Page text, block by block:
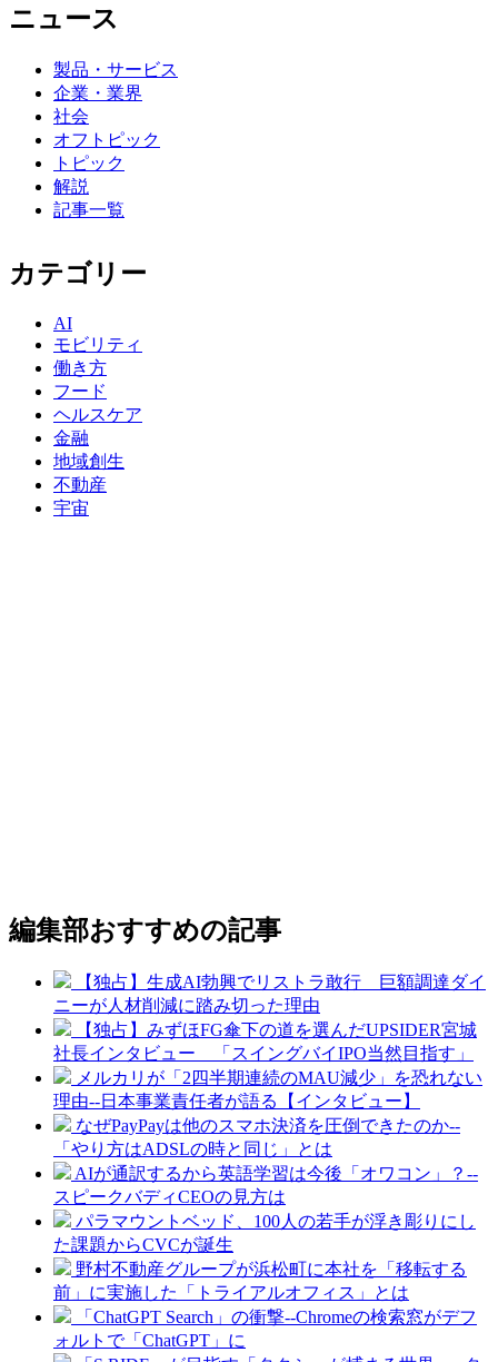
ニュース
製品・サービス
企業・業界
社会
オフトピック
トピック
解説
記事一覧
カテゴリー
AI
モビリティ
働き方
フード
ヘルスケア
金融
地域創生
不動産
宇宙
編集部おすすめの記事
【独占】生成AI勃興でリストラ敢行 巨額調達ダイ
ニーが人材削減に踏み切った理由
【独占】みずほFG傘下の道を選んだUPSIDER宮城
社長インタビュー 「スイングバイIPO当然目指す」
メルカリが「2四半期連続のMAU減少」を恐れない
理由--日本事業責任者が語る【インタビュー】
なぜPayPayは他のスマホ決済を圧倒できたのか--
「やり方はADSLの時と同じ」とは
AIが通訳するから英語学習は今後「オワコン」？--
スピークバディCEOの見方は
パラマウントベッド、100人の若手が浮き彫りにし
た課題からCVCが誕生
野村不動産グループが浜松町に本社を「移転する
前」に実施した「トライアルオフィス」とは
「ChatGPT Search」の衝撃--Chromeの検索窓がデフ
ォルトで「ChatGPT」に